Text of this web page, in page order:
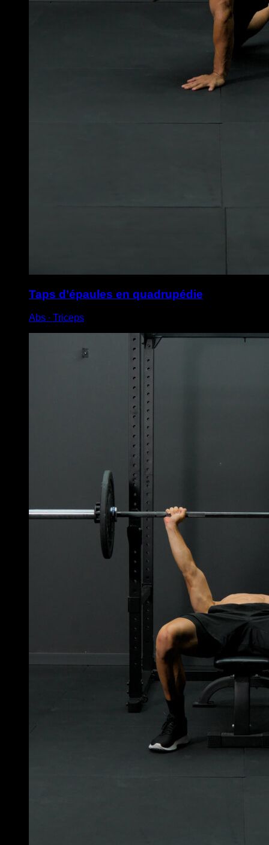
Taps d’épaules en quadrupédie
Abs ∙ Triceps